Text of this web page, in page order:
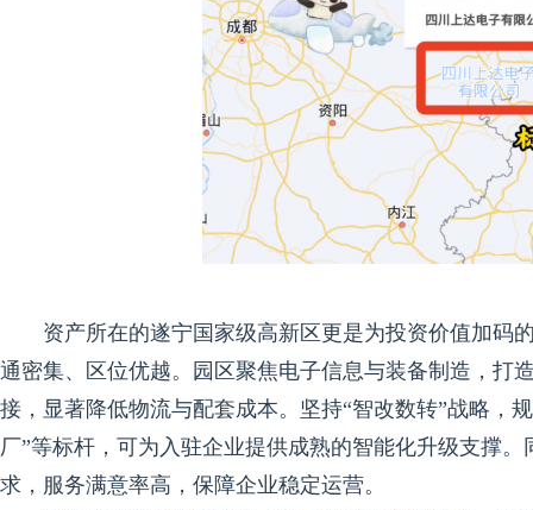
资产所在的遂宁国家级高新区更是为投资价值加码
通密集、区位优越。园区聚焦电子信息与装备制造，打
接，显著降低物流与配套成本。坚持“智改数转”战略，
厂”等标杆，可为入驻企业提供成熟的智能化升级支撑
求，服务满意率高，保障企业稳定运营。